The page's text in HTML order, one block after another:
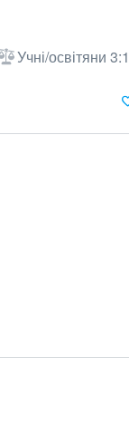
Учні/освітяни 3:1